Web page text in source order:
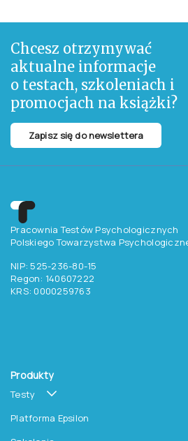
Chcesz otrzymywać
aktualne informacje
o testach, szkoleniach i
promocjach na książki?
Zapisz się do newslettera
Pracownia Testów Psychologicznych
Polskiego Towarzystwa
NIP: 525-236-80-15
Regon: 140607222
KRS: 0000259763
Produkty
Testy
Platforma Epsilon